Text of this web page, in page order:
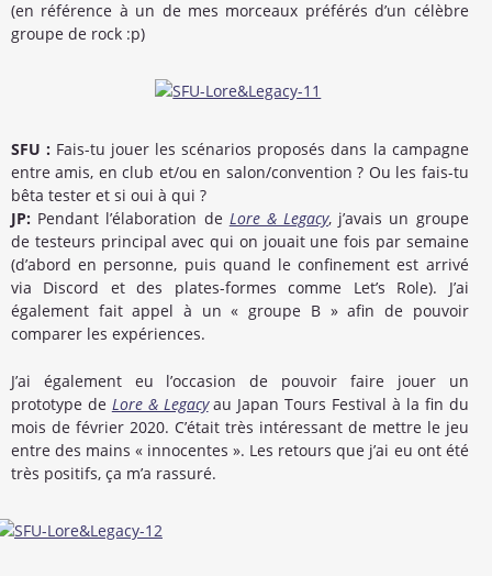
(en référence à un de mes morceaux préférés d’un célèbre
groupe de rock :p)
SFU : Fais-tu jouer les scénarios proposés dans la campagne
entre amis, en club et/ou en salon/convention ? Ou les fais-tu
bêta tester et si oui à qui ?
JP: Pendant l’élaboration de Lore & Legacy, j’avais un groupe
de testeurs principal avec qui on jouait une fois par semaine
(d’abord en personne, puis quand le confinement est arrivé
via Discord et des plates-formes comme Let’s Role). J’ai
également fait appel à un « groupe B » afin de pouvoir
comparer les expériences.
J’ai également eu l’occasion de pouvoir faire jouer un
prototype de Lore & Legacyau Japan Tours Festival à la fin du
mois de février 2020. C’était très intéressant de mettre le jeu
entre des mains « innocentes ». Les retours que j’ai eu ont été
très positifs, ça m’a rassuré.